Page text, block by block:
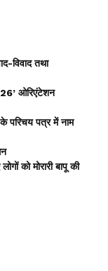
विवाद तथा
ओरिएंटेशन
परिचय पत्र में नाम
को मोरारी बापू की